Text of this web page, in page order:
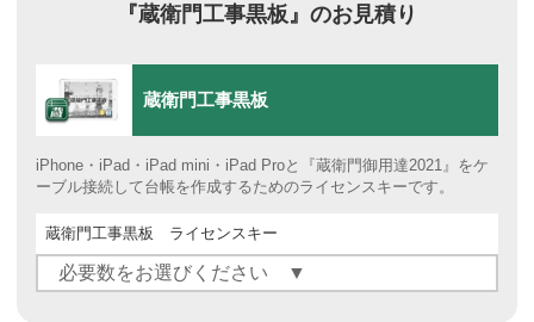
『蔵衛門工事黒板』のお見積り
蔵衛門工事黒板
iPhone・iPad・iPad mini・iPad Proと『蔵衛門御用達2021』をケ
ーブル接続して台帳を作成するためのライセンスキーです。
蔵衛門工事黒板 ライセンスキー